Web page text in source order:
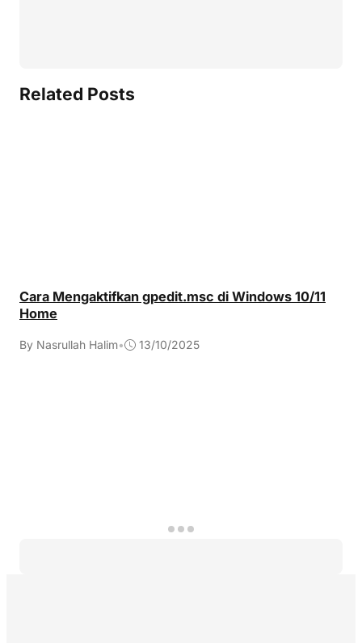
Related Posts
Cara Mengaktifkan gpedit.msc di Windows 10/11
Home
By Nasrullah Halim• 13/10/2025